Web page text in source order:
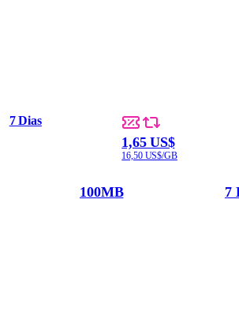
7 Dias
1,65 US$
16,50 US$/GB
100MB 7